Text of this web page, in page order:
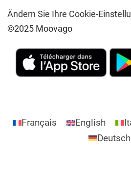
Ändern Sie Ihre Cookie-
©2025 Moovago
Français English
Deutsch